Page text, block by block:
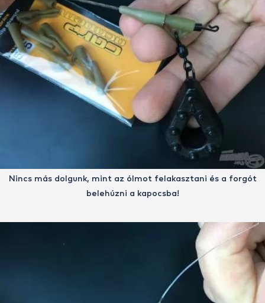
Nincs más dolgunk, mint az ólmot felakasztani és a forgót
belehúzni a kapocsba!